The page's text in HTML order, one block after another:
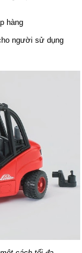
hàng
người sử dụng